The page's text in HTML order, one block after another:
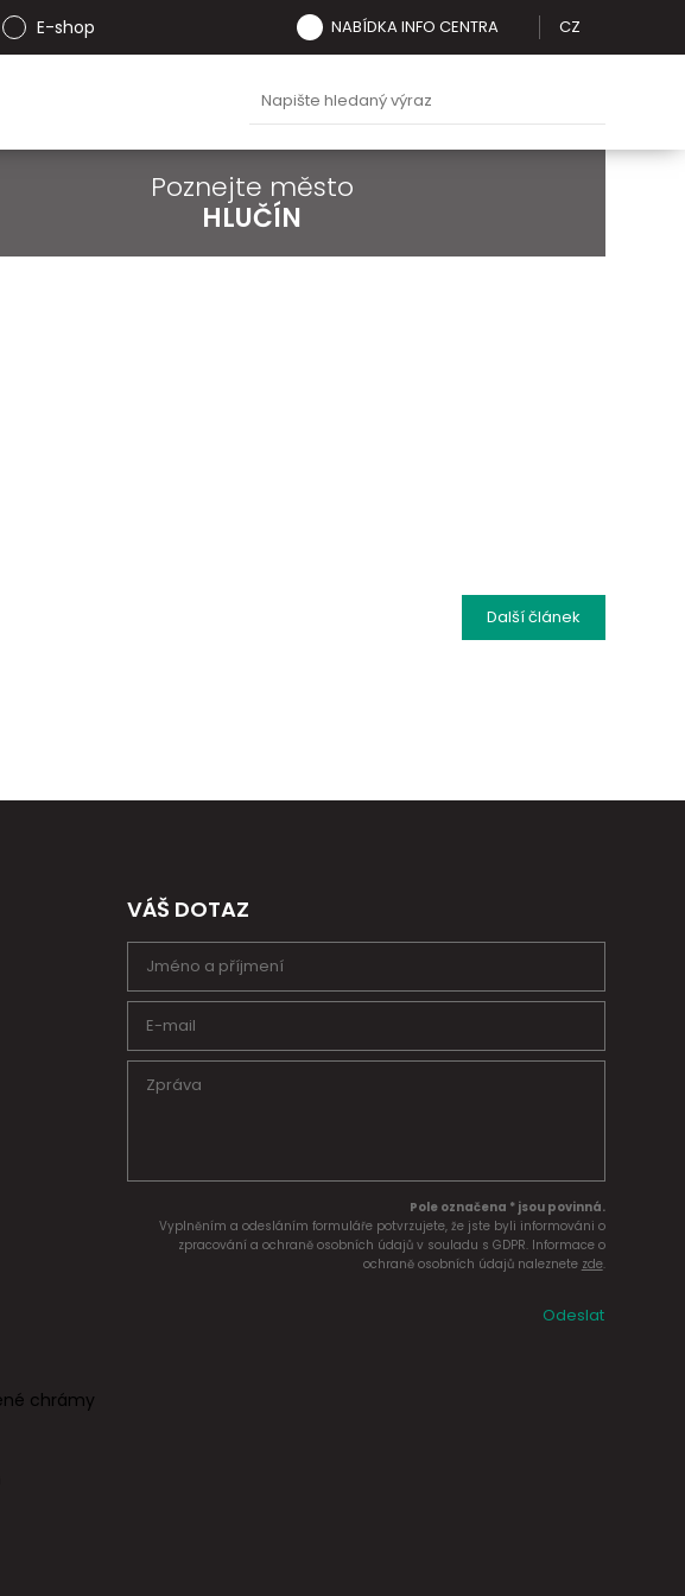
E-shop NABÍDKA INFO CENTRA CZ
Poznejte město
HLUČÍN
Dalšíčlánek
VÁŠ DOTAZ
Pole označena * jsou povinná.
Vyplněním a odesláním formuláře potvrzujete, že jste byli informováni o
zpracování a ochraně osobních údajů v souladu s GDPR. Informace o
ochraně osobních údajů naleznete zde.
Odeslat